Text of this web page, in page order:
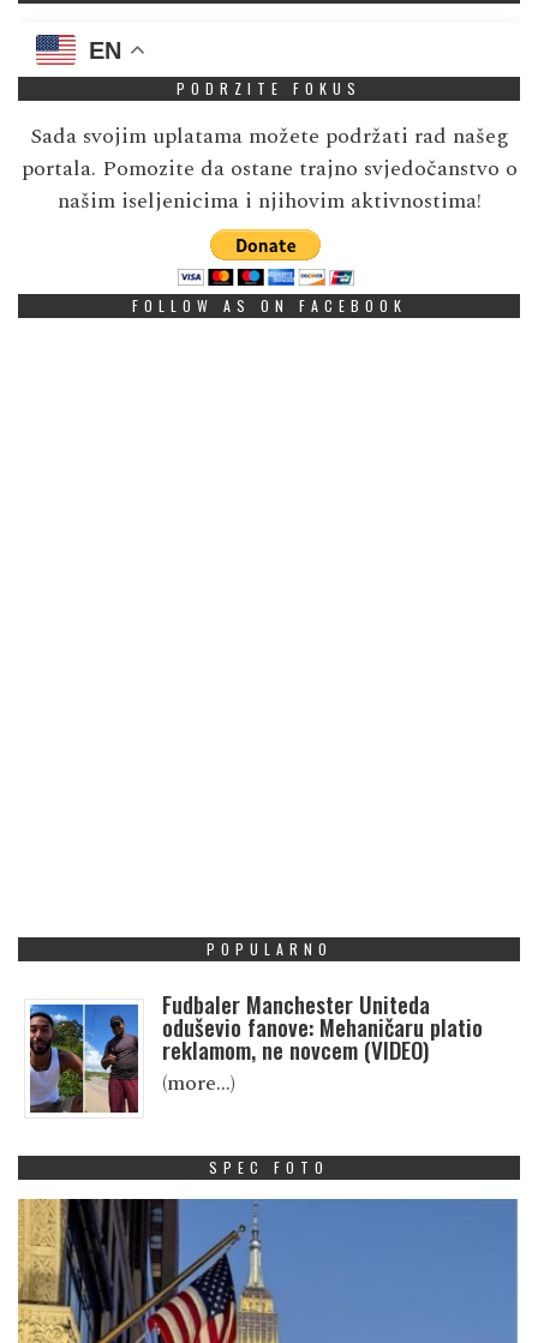
EN
PODRZITE FOKUS
Sada svojim uplatama možete podržati rad našeg
portala. Pomozite da ostane trajno svjedočanstvo o
našim iseljenicima i njihovim aktivnostima!
FOLLOW AS ON FACEBOOK
POPULARNO
Fudbaler Manchester Uniteda
oduševio fanove: Mehaničaru platio
reklamom, ne novcem (VIDEO)
(more…)
SPEC FOTO